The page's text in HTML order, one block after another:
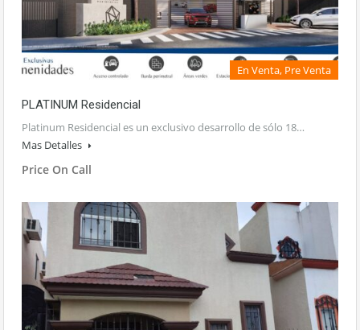
En Venta, Pre Venta
PLATINUM Residencial
Platinum Residencial es un exclusivo desarrollo de sólo 18…
Mas Detalles
Price On Call